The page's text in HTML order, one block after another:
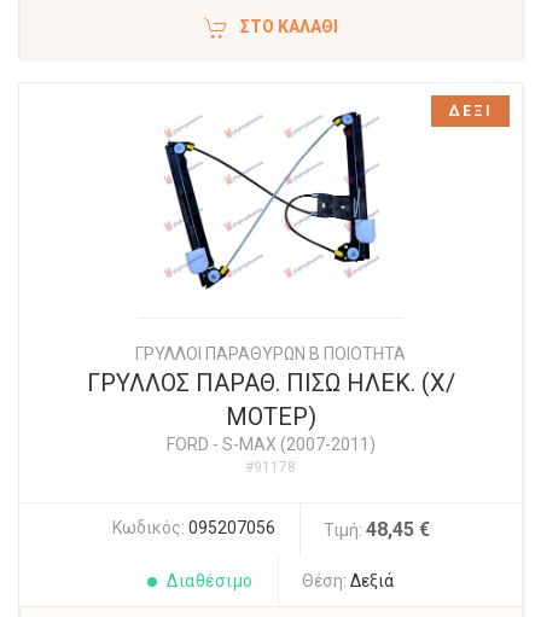
ΣΤΟ ΚΑΛΆΘΙ
ΓΡΥΛΛΟΙ ΠΑΡΑΘΥΡΩΝ Β ΠΟΙΟΤΗΤΑ
ΓΡΥΛΛΟΣ ΠΑΡΑΘ. ΠΙΣΩ ΗΛΕΚ. (Χ/
ΜΟΤΕΡ)
FORD - S-MAX (2007-2011)
#91178
Κωδικός: 095207056 Τιμή: 48,45 €
Διαθέσιμο Θέση: Δεξιά
ΔΕΞΙ